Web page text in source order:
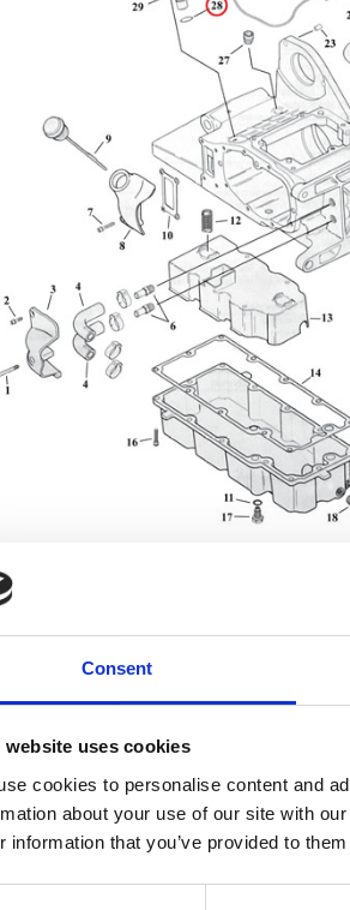
Consent
website uses cookies
cookies to personalise content and
about your use of our site with
information that you’ve provided to
sensor; piston cooling jet; oil line
11140.
Du